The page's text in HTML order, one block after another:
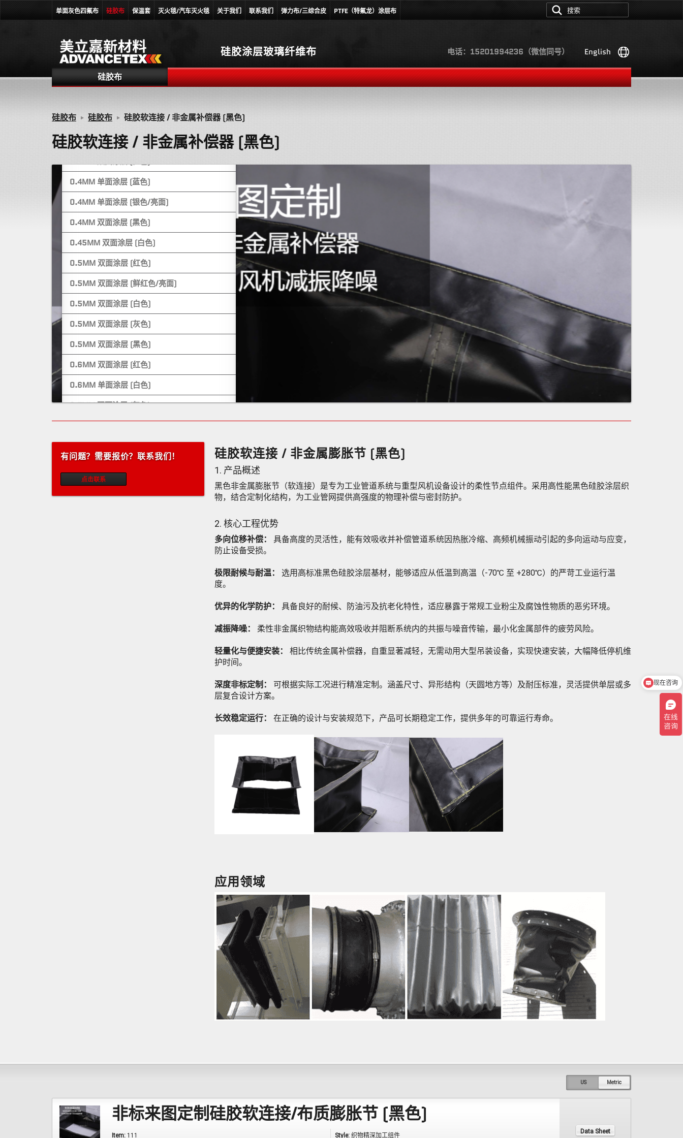
单面灰色四氟布 硅胶布 保温套 灭火毯/汽车灭火毯 关于我们 联系我们 弹力布/三综合皮 PTFE（特氟龙）涂层布
硅胶涂层玻璃纤维布 电话：15201994236（微信同号） English
硅胶布
硅胶布 硅胶布 硅胶软连接 / 非金属补偿器 (黑色)
硅胶软连接 / 非金属补偿器 (黑色)
0.4MM 双面涂层 (灰色)
0.4MM 双面涂层 (银灰色)
0.4MM 双面涂层 (银色)
0.4MM 单面涂层 (灰色)
0.4MM 单面涂层 (亮面灰色)
0.4MM 双面涂层 (灰色)
0.4MM 单面涂层 (蓝色)
0.4MM 单面涂层 (银色/亮面)
0.4MM 双面涂层 (黑色)
0.45MM 双面涂层 (白色)
0.5MM 双面涂层 (红色)
0.5MM 双面涂层 (鲜红色/亮面)
0.5MM 双面涂层 (白色)
0.5MM 双面涂层 (灰色)
0.5MM 双面涂层 (黑色)
0.6MM 双面涂层 (红色)
0.6MM 单面涂层 (白色)
0.7MM 双面涂层 (灰色)
0.8MM 双面涂层 (白色)
有问题？需要报价？联系我们！
点击联系
硅胶软连接 / 非金属膨胀节 (黑色)
1. 产品概述
黑色非金属膨胀节（软连接）是专为工业管道系统与重型风机设备设计的柔性节点组件。采用高性能黑色硅胶涂层织
物，结合定制化结构，为工业管网提供高强度的物理补偿与密封防护。
2. 核心工程优势
多向位移补偿：
具备高度的灵活性，能有效吸收并补偿管道系统因热胀冷缩、高频机械振动引起的多向运动与应变，
防止设备受损。
极限耐候与耐温：
选用高标准黑色硅胶涂层基材，能够适应从低温到高温（-70℃ 至 +280℃）的严苛工业运行温
度。
优异的化学防护： 具备良好的耐候、防油污及抗老化特性，适应暴露于常规工业粉尘及腐蚀性物质的恶劣环境。
减振降噪： 柔性非金属织物结构能高效吸收并阻断系统内的共振与噪音传输，最小化金属部件的疲劳风险。
轻量化与便捷安装：
相比传统金属补偿器，自重显著减轻，无需动用大型吊装设备，实现快速安装，大幅降低停机维
护时间。
深度非标定制：
可根据实际工况进行精准定制。涵盖尺寸、异形结构（天圆地方等）及耐压标准，灵活提供单层或多
层复合设计方案。
长效稳定运行： 在正确的设计与安装规范下，产品可长期稳定工作，提供多年的可靠运行寿命。
应用领域
US Metric
非标来图定制硅胶软连接/布质膨胀节 (黑色)
Item: 111 Style:织物精深加工组件 Data Sheet
咨询电话多少